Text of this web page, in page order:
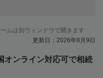
ムは別ウィンドウで開きます
更新日：2026年8月9日
オンライン対応可で相続